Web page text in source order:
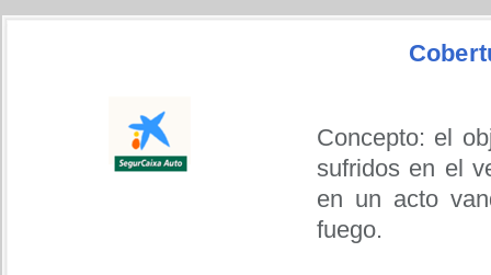
Concepto: el
sufridos en el
en un acto
fuego.